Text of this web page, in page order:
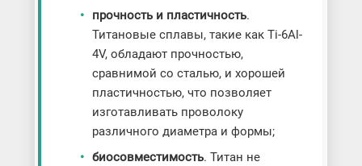
прочность и пластичность.
Титановые сплавы, такие как Ti-6Al-
4V, обладают прочностью,
сравнимой со сталью, и хорошей
пластичностью, что позволяет
изготавливать проволоку
различного диаметра и формы;
биосовместимость. Титан не